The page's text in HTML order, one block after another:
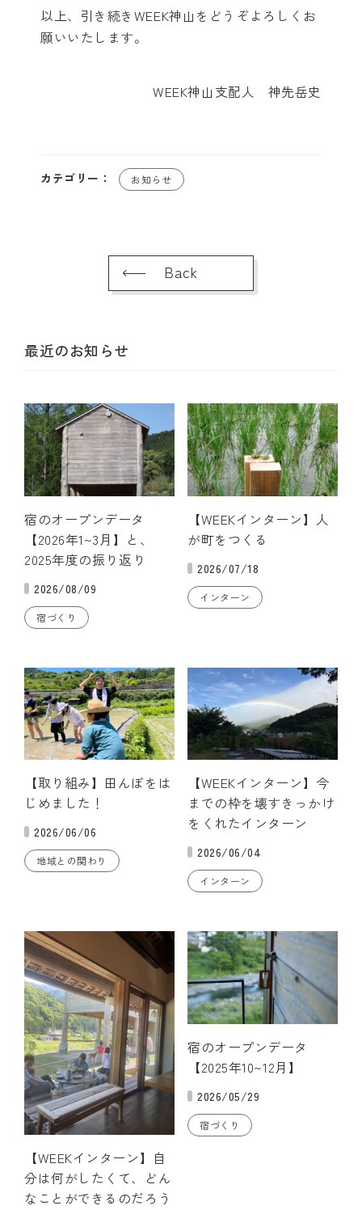
以上、引き続きWEEK神山をどうぞよろしくお
願いいたします。
WEEK神山支配人 神先岳史
カテゴリー： お知らせ
Back
最近のお知らせ
宿のオープンデータ
【2026年1~3月】と、
2025年度の振り返り
2026/08/09
宿づくり
【WEEKインターン】人
が町をつくる
2026/07/18
インターン
【取り組み】田んぼをは
じめました！
2026/06/06
地域との関わり
【WEEKインターン】今
までの枠を壊すきっかけ
をくれたインターン
2026/06/04
インターン
【WEEKインターン】自
分は何がしたくて、どん
なことができるのだろう
宿のオープンデータ
【2025年10~12月】
2026/05/29
宿づくり